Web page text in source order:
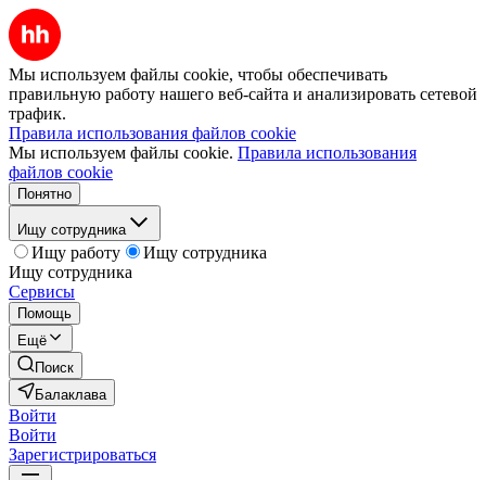
Мы используем файлы cookie, чтобы обеспечивать
правильную работу нашего веб-сайта и анализировать сетевой
трафик.
Правила использования файлов cookie
Мы используем файлы cookie. Правила использования
файлов cookie
Понятно
Ищу сотрудника
Ищу работу
Ищу сотрудника
Ищу сотрудника
Сервисы
Помощь
Ещё
Поиск
Балаклава
Войти
Войти
Зарегистрироваться